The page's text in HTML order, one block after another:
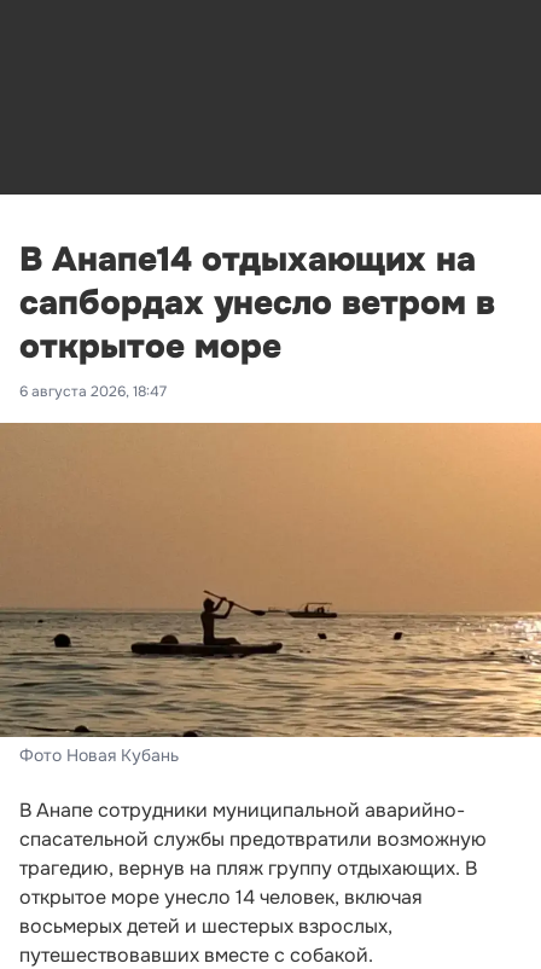
В Анапе14 отдыхающих на
сапбордах унесло ветром в
открытое море
6 августа 2026, 18:47
Фото Новая Кубань
В Анапе сотрудники муниципальной аварийно-
спасательной службы предотвратили возможную
трагедию, вернув на пляж группу отдыхающих. В
открытое море унесло 14 человек, включая
восьмерых детей и шестерых взрослых,
путешествовавших вместе с собакой.